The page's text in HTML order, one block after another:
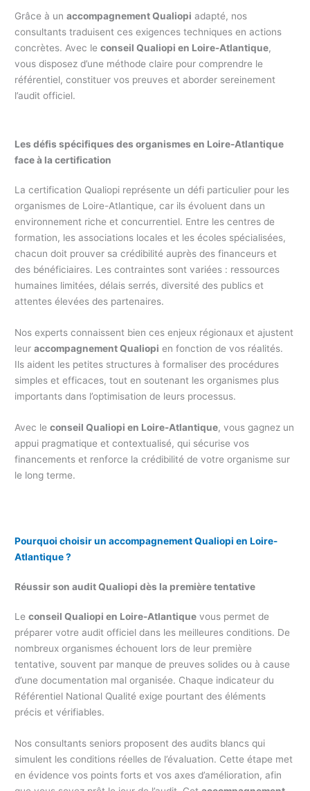
Grâce à unaccompagnement Qualiopi adapté, nos
consultants traduisent ces exigences techniques en actions
concrètes. Avec leconseil Qualiopi en Loire-Atlantique,
vous disposez d’une méthode claire pour comprendre le
référentiel, constituer vos preuves et aborder sereinement
l’audit officiel.
Les défis spécifiques des organismes en Loire-Atlantique
face à la certification
La certification Qualiopi représente un défi particulier pour les
organismes de Loire-Atlantique, car ils évoluent dans un
environnement riche et concurrentiel. Entre les centres de
formation, les associations locales et les écoles spécialisées,
chacun doit prouver sa crédibilité auprès des financeurs et
des bénéficiaires. Les contraintes sont variées : ressources
humaines limitées, délais serrés, diversité des publics et
attentes élevées des partenaires.
Nos experts connaissent bien ces enjeux régionaux et ajustent
leuraccompagnement Qualiopi en fonction de vos réalités.
Ils aident les petites structures à formaliser des procédures
simples et efficaces, tout en soutenant les organismes plus
importants dans l’optimisation de leurs processus.
Avec leconseil Qualiopi en Loire-Atlantique, vous gagnez un
appui pragmatique et contextualisé, qui sécurise vos
financements et renforce la crédibilité de votre organisme sur
le long terme.
Pourquoi choisir un accompagnement Qualiopi en Loire-
Atlantique ?
Réussir son audit Qualiopi dès la première tentative
Leconseil Qualiopi en Loire-Atlantique vous permet de
préparer votre audit officiel dans les meilleures conditions. De
nombreux organismes échouent lors de leur première
tentative, souvent par manque de preuves solides ou à cause
d’une documentation mal organisée. Chaque indicateur du
Référentiel National Qualité exige pourtant des éléments
précis et vérifiables.
Nos consultants seniors proposent des audits blancs qui
simulent les conditions réelles de l’évaluation. Cette étape met
en évidence vos points forts et vos axes d’amélioration, afin